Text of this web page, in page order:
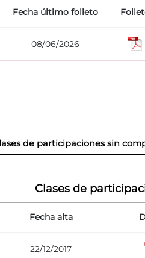
Fecha último folleto
08/06/2026
de participaciones sin
Clases de
Fecha alta
22/12/2017